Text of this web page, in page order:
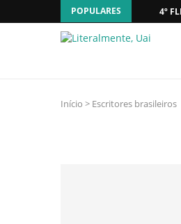
POPULARES 4º
Início > Escritores brasileiros